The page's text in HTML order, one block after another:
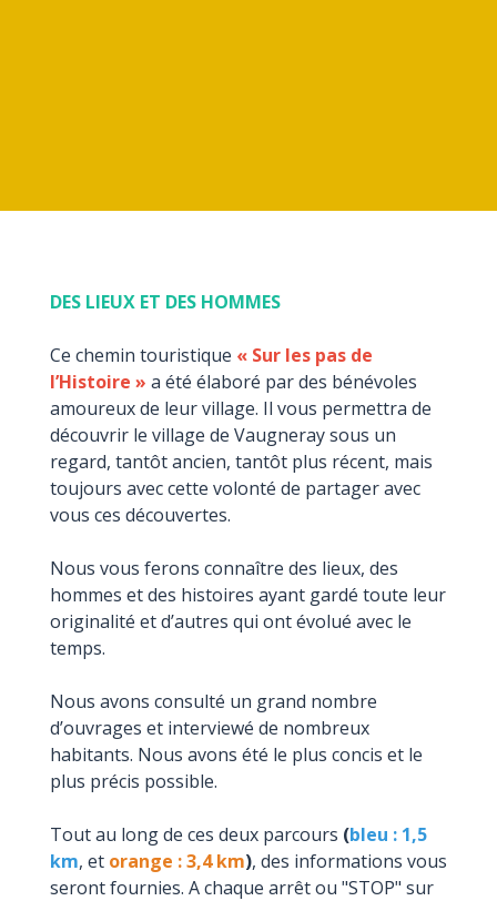
DES LIEUX ET DES HOMMES
Ce chemin touristique « Sur les pas de
l’Histoire » a été élaboré par des bénévoles
amoureux de leur village. Il vous permettra de
découvrir le village de Vaugneray sous un
regard, tantôt ancien, tantôt plus récent, mais
toujours avec cette volonté de partager avec
vous ces découvertes.
Nous vous ferons connaître des lieux, des
hommes et des histoires ayant gardé toute leur
originalité et d’autres qui ont évolué avec le
temps.
Nous avons consulté un grand nombre
d’ouvrages et interviewé de nombreux
habitants. Nous avons été le plus concis et le
plus précis possible.
Tout au long de ces deux parcours (bleu : 1,5
km, et orange : 3,4 km), des informations vous
seront fournies. A chaque arrêt ou "STOP" sur